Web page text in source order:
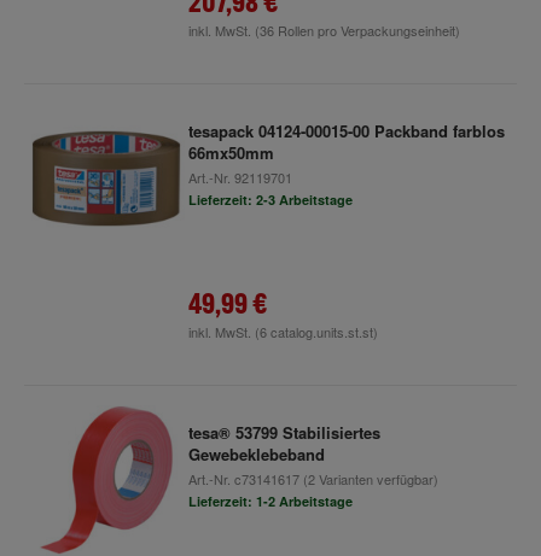
inkl. MwSt. (36 Rollen pro Verpackungseinheit)
tesapack 04124-00015-00 Packband farblos
66mx50mm
Art.-Nr. 92119701
Lieferzeit: 2-3 Arbeitstage
49,99 €
inkl. MwSt. (6 catalog.units.st.st)
tesa® 53799 Stabilisiertes
Gewebeklebeband
Art.-Nr. c73141617(2 Varianten verfügbar)
Lieferzeit: 1-2 Arbeitstage